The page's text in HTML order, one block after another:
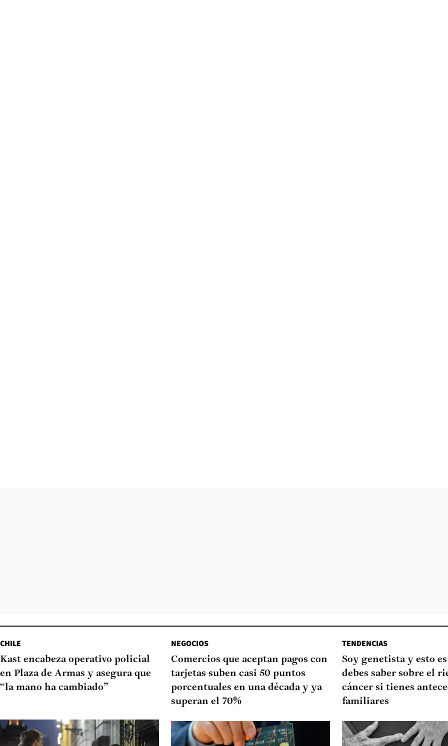
CHILE
Kast encabeza operativo policial
en Plaza de Armas y asegura que
“la mano ha cambiado”
NEGOCIOS
Comercios que aceptan pagos con
tarjetas suben casi 50 puntos
porcentuales en una década y ya
superan el 70%
TENDENCIAS
Soy genetista y esto
debes saber sobre el
cáncer si tienes
familiares